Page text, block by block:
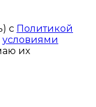
с Политикой
условиями
их